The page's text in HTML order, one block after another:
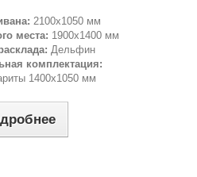
2100х1050 мм
места: 1900х1400 мм
Дельфин
комплектация:
1400х1050 мм